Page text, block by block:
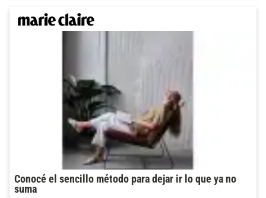
Conocé el sencillo método para dejar ir lo que ya no
suma